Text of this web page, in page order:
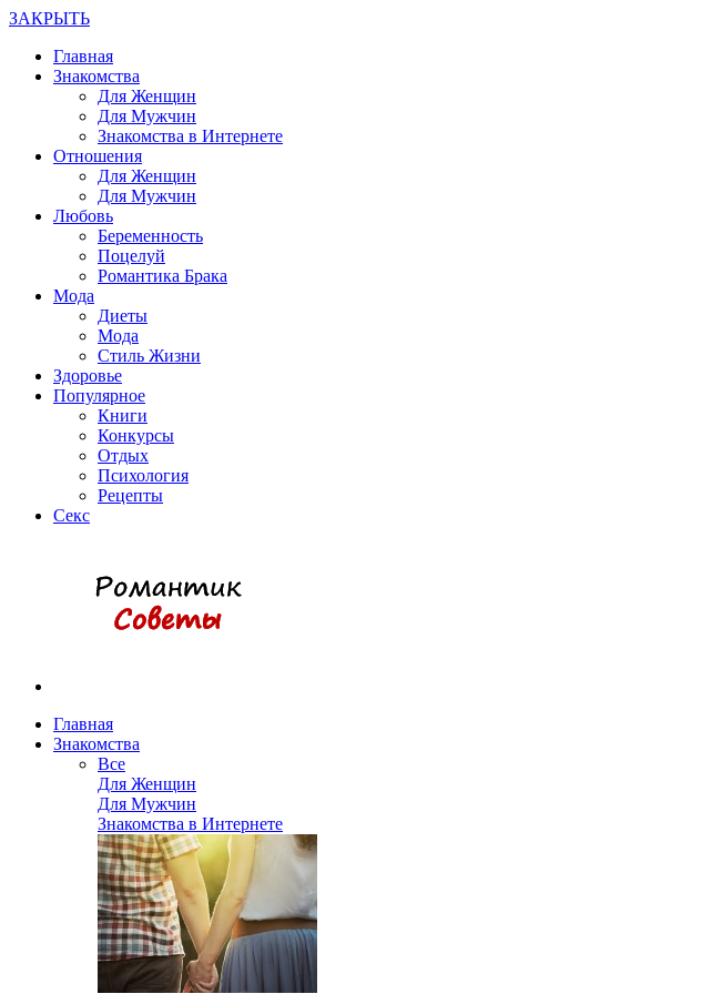
ЗАКРЫТЬ
Главная
Знакомства
Для Женщин
Для Мужчин
Знакомства в Интернете
Отношения
Для Женщин
Для Мужчин
Любовь
Беременность
Поцелуй
Романтика Брака
Мода
Диеты
Мода
Стиль Жизни
Здоровье
Популярное
Книги
Конкурсы
Отдых
Психология
Рецепты
Секс
Главная
Знакомства
Все
Для Женщин
Для Мужчин
Знакомства в Интернете